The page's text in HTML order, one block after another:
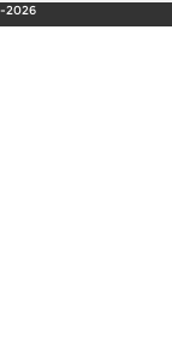
2026